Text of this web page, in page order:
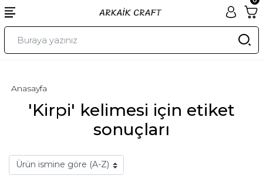
'Kirpi' kelimesi için etiket
sonuçları
Anasayfa